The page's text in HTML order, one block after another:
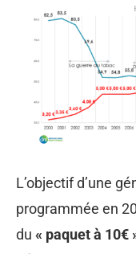
L’objectif d’une
programmée en
du « paquet à 10€